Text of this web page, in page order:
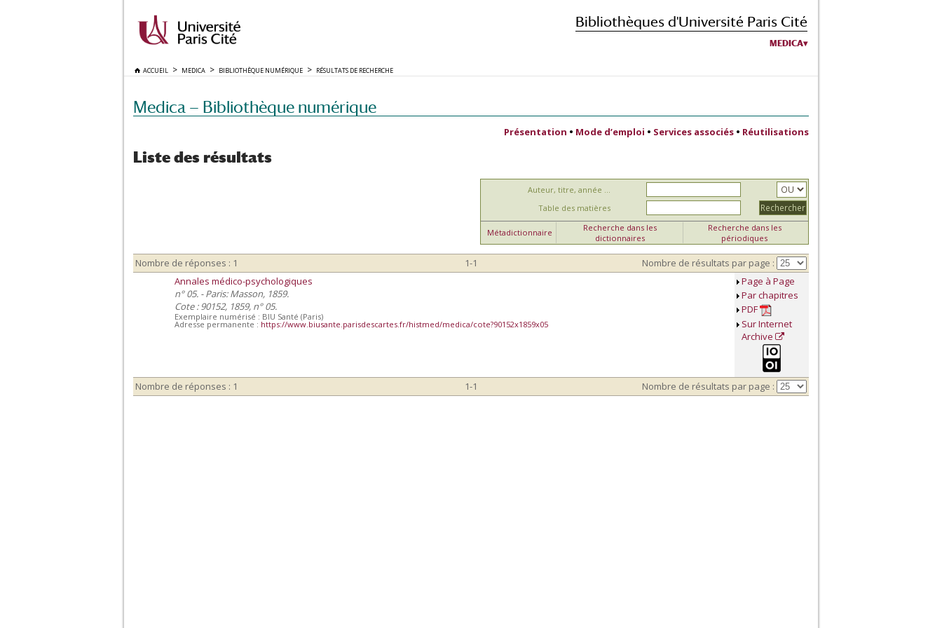
Bibliothèques d'Université Paris Cité
MEDICA
ACCUEIL MEDICA BIBLIOTHÈQUE NUMÉRIQUE RÉSULTATS DE RECHERCHE
Medica — Bibliothèque numérique
Présentation • Mode d’emploi • Services associés • Réutilisations
Liste des résultats
Auteur, titre, année ...
Table des matières
Métadictionnaire
Recherche dans les
dictionnaires
Recherche dans les
périodiques
Nombre de réponses : 1 1-1
Nombre de résultats par page :
Annales médico-psychologiques
n° 05. - Paris: Masson, 1859.
Cote : 90152, 1859, n° 05.
Exemplaire numérisé : BIU Santé (Paris)
Adresse permanente : https://www.biusante.parisdescartes.fr/histmed/medica/cote?90152x1859x05
Page à Page
Par chapitres
PDF
Sur Internet
Archive
Nombre de réponses : 1 1-1 Nombre de résultats par page :